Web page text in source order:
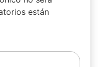
están